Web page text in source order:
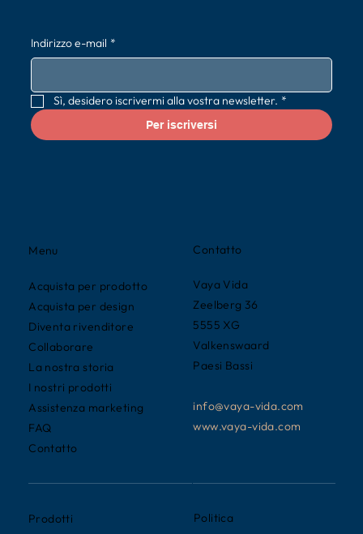
Contatto
Vaya Vida
Zeelberg 36
5555 XG
Valkenswaard
Paesi Bassi
info@vaya-vida.com
www.vaya-vida.com
Menu
Acquista per prodotto
Acquista per design
Diventa rivenditore
Collaborare
La nostra storia
I nostri prodotti
Assistenza marketing
FAQ
Contatto
Prodotti Politica
Indirizzo e-mail *
Sì, desidero iscrivermi alla vostra newsletter. *
Per iscriversi